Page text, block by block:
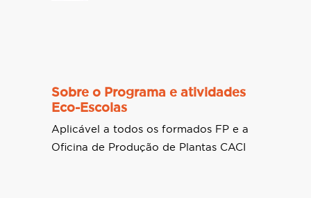
Sobre o Programa e atividades
Eco-Escolas
Aplicável a todos os formados FP e a
Oficina de Produção de Plantas CACI